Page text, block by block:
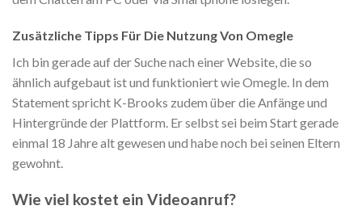
Zusätzliche Tipps Für Die Nutzung Von Omegle
Ich bin gerade auf der Suche nach einer Website, die so
ähnlich aufgebaut ist und funktioniert wie Omegle. In dem
Statement spricht K-Brooks zudem über die Anfänge und
Hintergründe der Plattform. Er selbst sei beim Start gerade
einmal 18 Jahre alt gewesen und habe noch bei seinen Eltern
gewohnt.
Wie viel kostet ein Videoanruf?